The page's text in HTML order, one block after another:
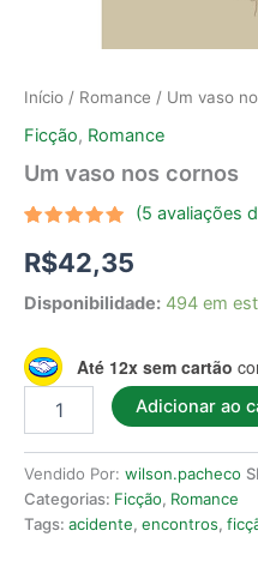
Início / Romance / Um vaso
Ficção, Romance
Um vaso nos cornos
como5.00
de 5, com
em
clientes
(5 avaliações
R$42,35
Disponibilidade: 494 em
Até 12x sem cartão
Adicionar ao
Vendido Por: wilson.pacheco
Categorias: Ficção, Romance
Tags: acidente, encontros,